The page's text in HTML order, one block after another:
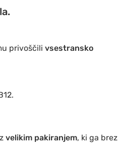
privoščili vsestransko
velikim pakiranjem, ki ga brez